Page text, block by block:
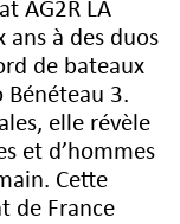
AG2R LA
ans à des duos
de bateaux
3.
elle révèle
et d’hommes
Cette
de France